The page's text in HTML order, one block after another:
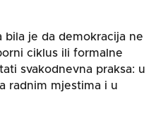
bila je da demokracija ne
ciklus ili formalne
svakodnevna praksa: u
radnim mjestima i u